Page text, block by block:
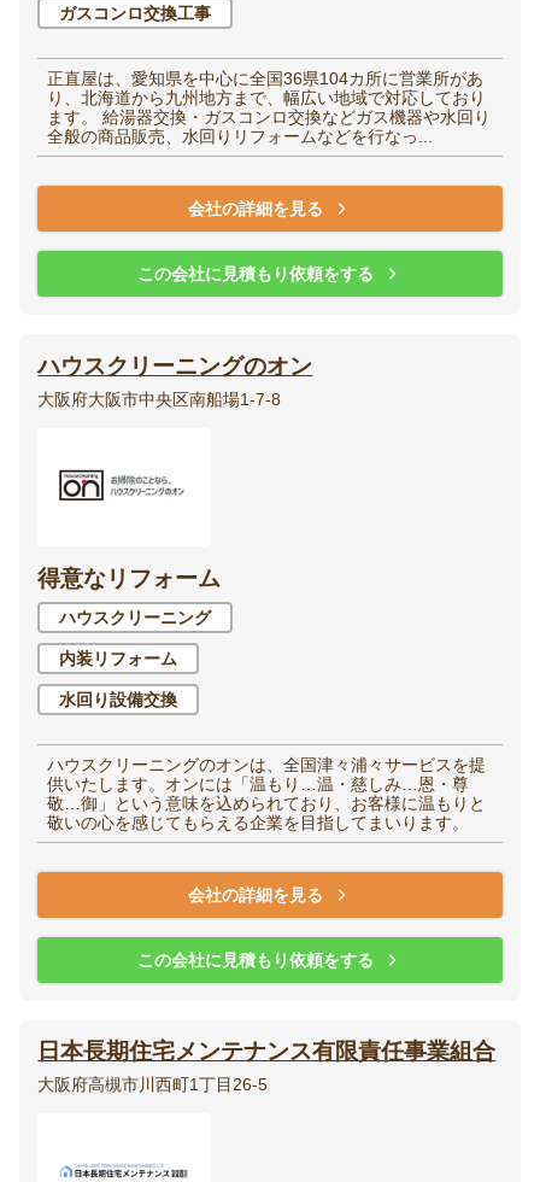
ガスコンロ交換工事
正直屋は、愛知県を中心に全国36県104カ所に営業所があ
り、北海道から九州地方まで、幅広い地域で対応しており
ます。 給湯器交換・ガスコンロ交換などガス機器や水回り
全般の商品販売、水回りリフォームなどを行なっ...
会社の詳細を見る
この会社に見積もり依頼をする
ハウスクリーニングのオン
大阪府大阪市中央区南船場1-7-8
得意なリフォーム
ハウスクリーニング
内装リフォーム
水回り設備交換
ハウスクリーニングのオンは、全国津々浦々サービスを提
供いたします。オンには「温もり…温・慈しみ…恩・尊
敬…御」という意味を込められており、お客様に温もりと
敬いの心を感じてもらえる企業を目指してまいります。
会社の詳細を見る
この会社に見積もり依頼をする
日本長期住宅メンテナンス有限責任事業組合
大阪府高槻市川西町1丁目26-5